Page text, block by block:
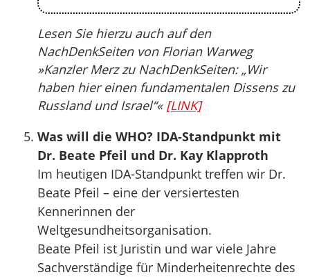
Lesen Sie hierzu auch auf den
NachDenkSeiten von Florian Warweg
»Kanzler Merz zu NachDenkSeiten: „Wir
haben hier einen fundamentalen Dissens zu
Russland und Israel“« [LINK]
Was will die WHO? IDA-Standpunkt mit
Dr. Beate Pfeil und Dr. Kay Klapproth
Im heutigen IDA-Standpunkt treffen wir Dr.
Beate Pfeil – eine der versiertesten
Kennerinnen der
Weltgesundheitsorganisation.
Beate Pfeil ist Juristin und war viele Jahre
Sachverständige für Minderheitenrechte des